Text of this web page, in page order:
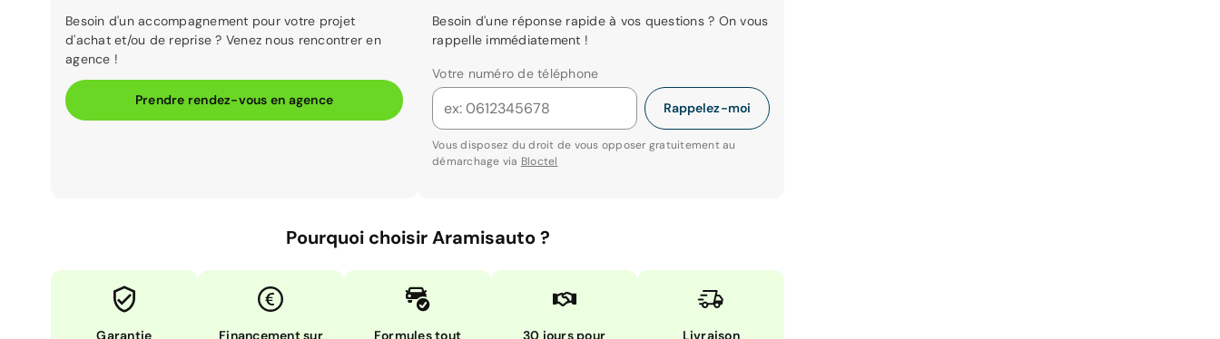
Besoin d'un accompagnement pour votre projet
d'achat et/ou de reprise ? Venez nous rencontrer en
agence !
Prendre rendez-vous en agence
Besoin d'une réponse rapide à vos questions ? On vous
rappelle immédiatement !
Votre numéro de téléphone
Rappelez-moi
Vous disposez du droit de vous opposer gratuitement au
démarchage via Bloctel
Pourquoi choisir Aramisauto ?
Garantie
Financement sur
Formules tout
30 jours pour
Livraison